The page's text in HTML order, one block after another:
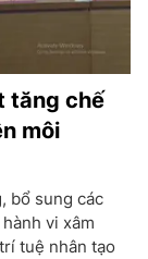
tăng chế
môi
bổ sung các
vi xâm
tuệ nhân tạo